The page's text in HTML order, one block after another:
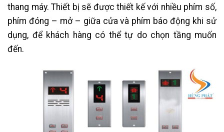
thang máy. Thiết bị sẽ được thiết kế với nhiều phím số,
phím đóng – mở – giữa cửa và phím báo động khi sử
dụng, để khách hàng có thể tự do chọn tầng muốn
đến.